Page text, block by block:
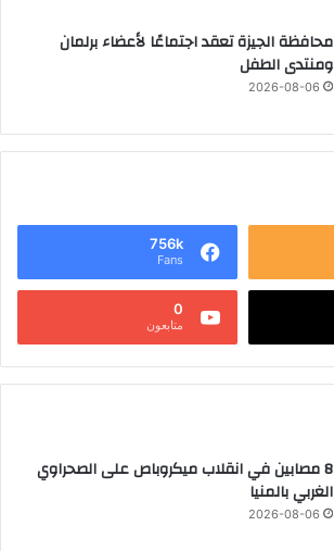
محافظة الجيزة تعقد اجتماعًا لأعضاء برلمان
ومنتدى الطفل
2026-08-06
756k
Fans
0
متابعون
8 مصابين في انقلاب ميكروباص على الصحراوي
الغربي بالمنيا
2026-08-06